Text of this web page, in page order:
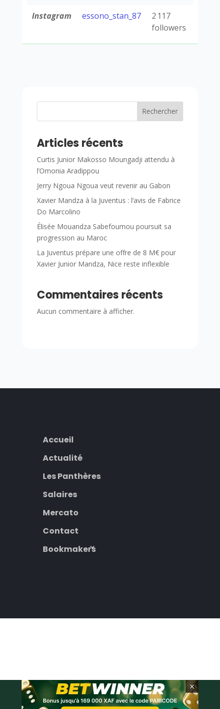
Instagram
essono_stan_87
2 117
followers
Rechercher
Articles récents
Curtis Junior Makosso Moungadji attendu à
l’Omonia Aradippou
Jerry Ngoua Ngoua veut revenir au Gabon
Xavier Mandza à la Juventus : l’avis de Fabrice
Do Marcolino
Élisée Mouandza Sabefoumou poursuit sa
progression au Maroc
La Juventus prépare une offre de 8 M€ pour
Xavier Junior Mandza, Nice reste inflexible
Commentaires récents
Aucun commentaire à afficher.
Accueil
Actualité
Les Panthères
Salaires
Mercato
Contact
Bookmakers
×